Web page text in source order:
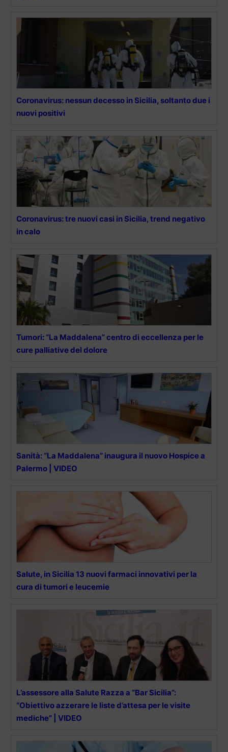
Coronavirus: nessun decesso in Sicilia, soltanto due i
nuovi positivi
Coronavirus: tre nuovi casi in Sicilia, trend negativo
in calo
Tumori: “La Maddalena” centro di eccellenza per le
cure palliative del dolore
Sanità: “La Maddalena” inaugura il nuovo Hospice a
Palermo | VIDEO
Salute, in Sicilia 13 nuovi farmaci innovativi per la
cura di tumori e leucemie
L’assessore alla Salute Razza a “Bar Sicilia”:
“Obiettivo azzerare le liste d’attesa per le visite
mediche” | VIDEO